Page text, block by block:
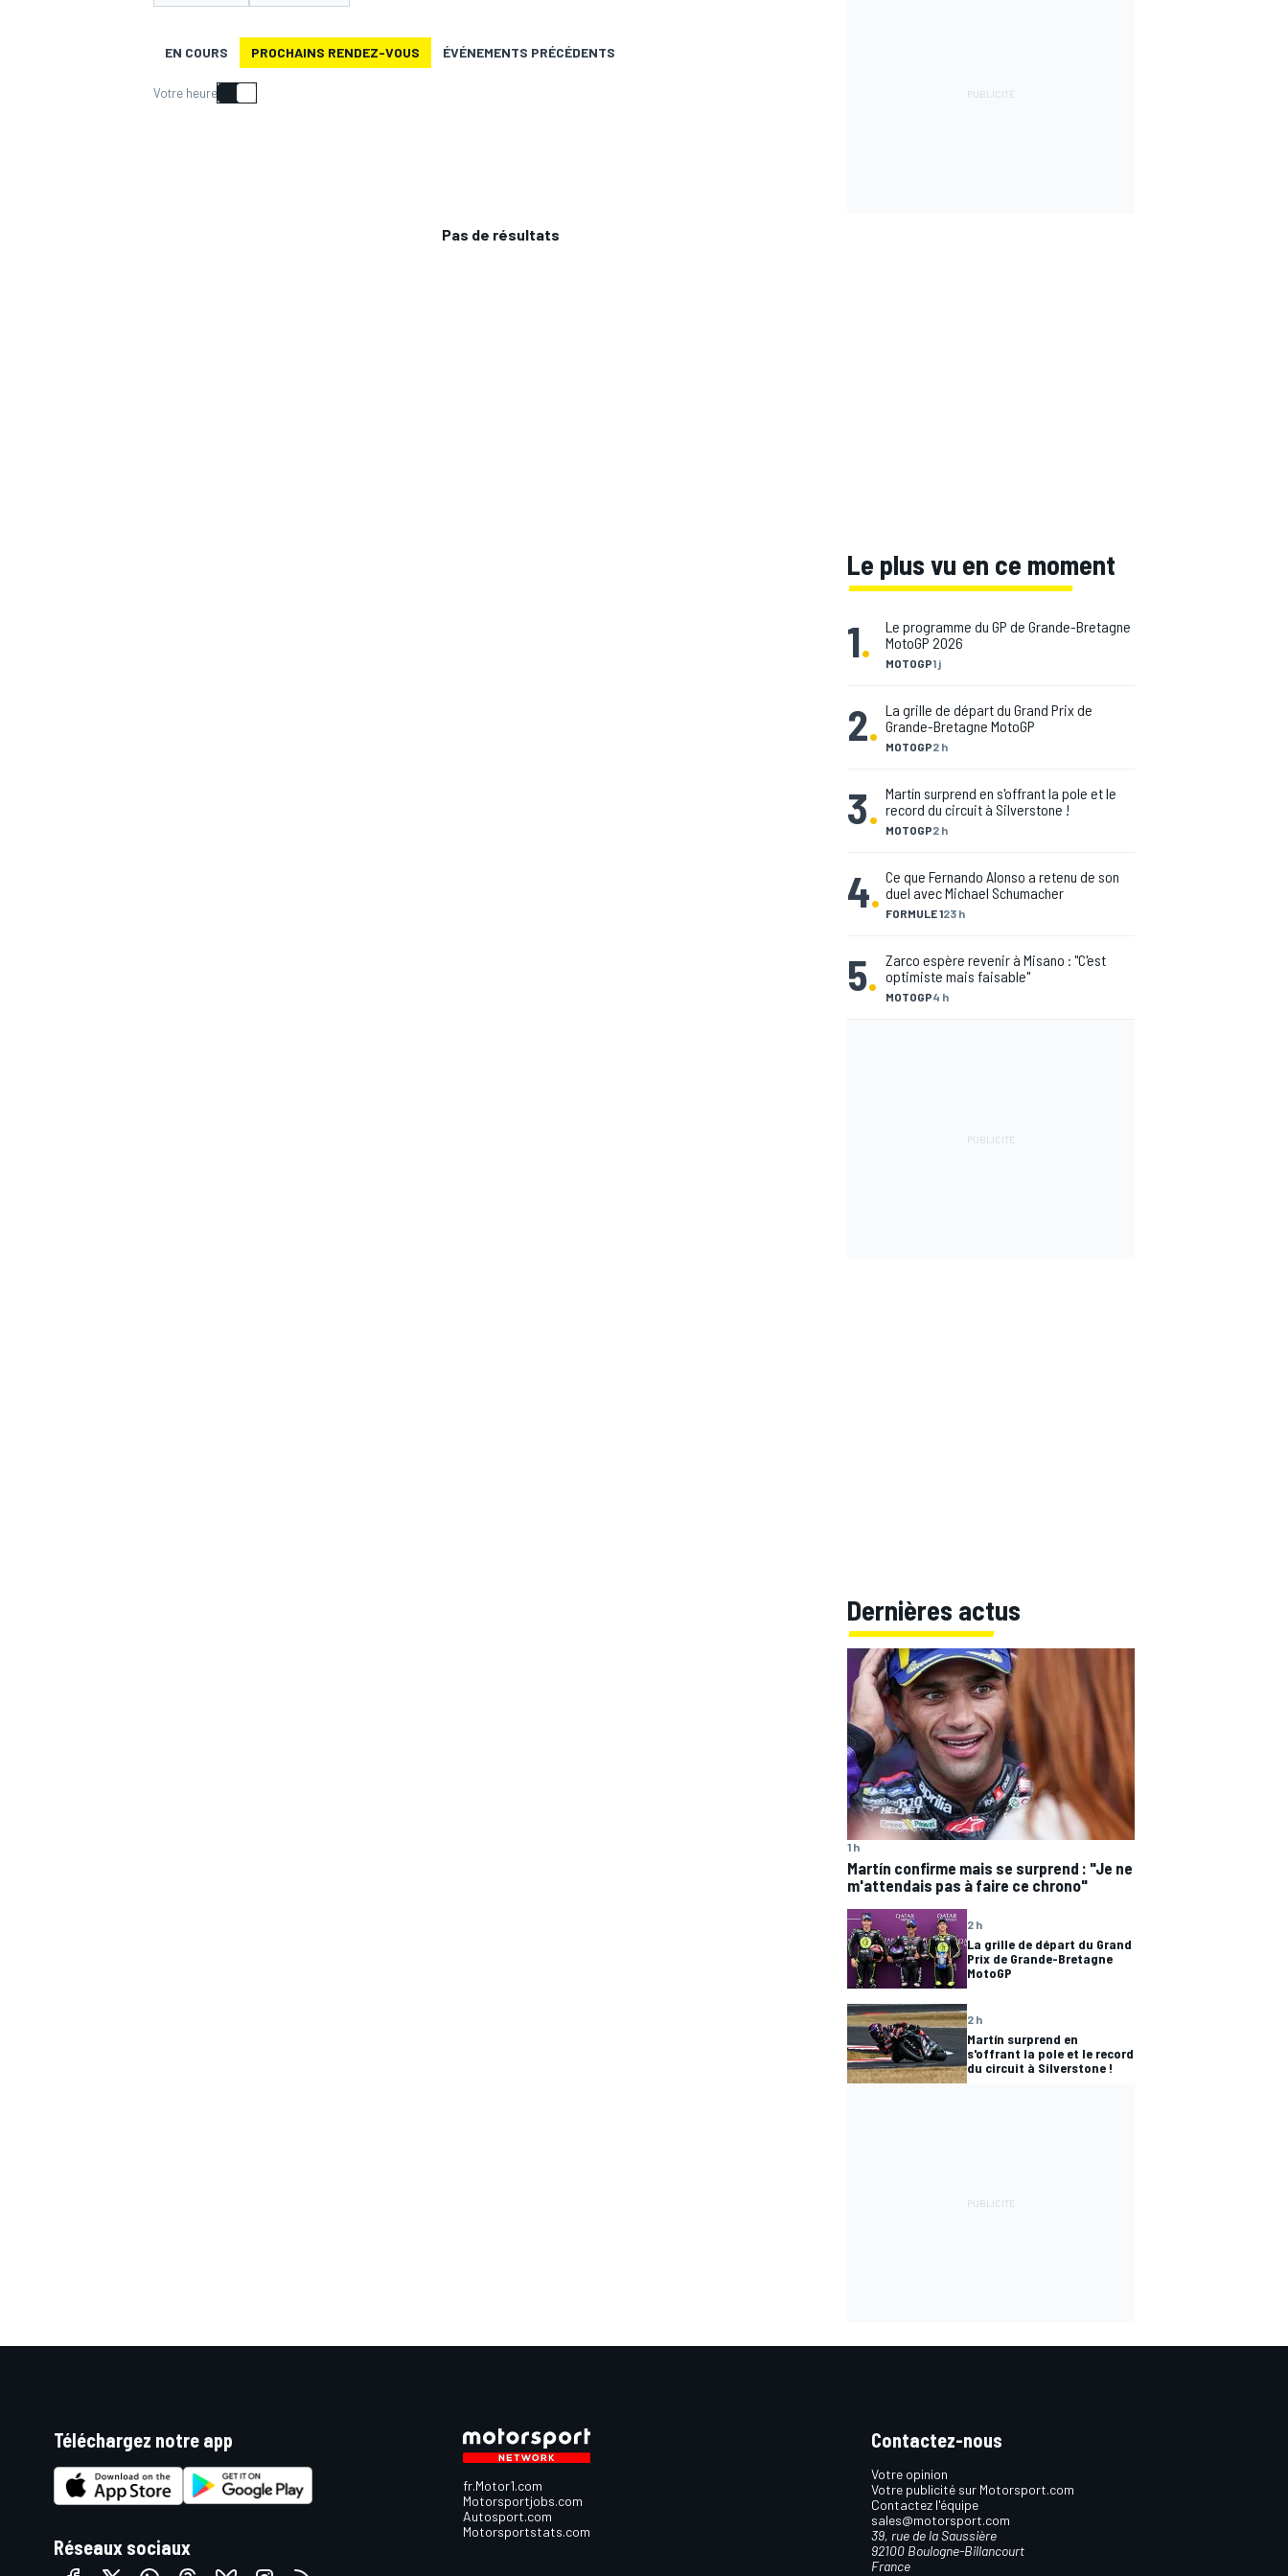
EN COURS PROCHAINS RENDEZ-VOUS ÉVÉNEMENTS PRÉCÉDENTS
Votre heure
Pas de résultats
Le plus vu en ce moment
1. MOTOGP1 j
Le programme du GP de Grande-Bretagne
MotoGP 2026
2. MOTOGP2 h
La grille de départ du Grand Prix de
Grande-Bretagne MotoGP
3. MOTOGP2 h
Martín surprend en s'offrant la pole et le
record du circuit à Silverstone !
4. FORMULE 123 h
Ce que Fernando Alonso a retenu de son
duel avec Michael Schumacher
5. MOTOGP4 h
Zarco espère revenir à Misano : "C'est
optimiste mais faisable"
Dernières actus
1 h
Martín confirme mais se surprend : "Je ne
m'attendais pas à faire ce chrono"
2 h
La grille de départ du Grand
Prix de Grande-Bretagne
MotoGP
2 h
Martín surprend en
s'offrant la pole et le record
du circuit à Silverstone !
Téléchargez notre app
Réseaux sociaux
fr.Motor1.com
Motorsportjobs.com
Autosport.com
Motorsportstats.com
Contactez-nous
Votre opinion
Votre publicité sur Motorsport.com
Contactez l'équipe
sales@motorsport.com
39, rue de la Saussière
92100 Boulogne-Billancourt
France